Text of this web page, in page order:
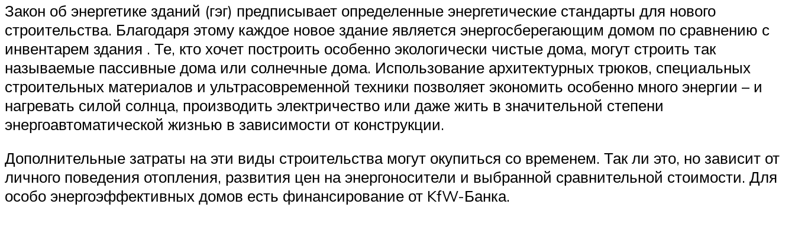
Закон об энергетике зданий (гэг) предписывает определенные энергетические стандарты для нового
строительства. Благодаря этому каждое новое здание является энергосберегающим домом по сравнению с
инвентарем здания . Те, кто хочет построить особенно экологически чистые дома, могут строить так
называемые пассивные дома или солнечные дома. Использование архитектурных трюков, специальных
строительных материалов и ультрасовременной техники позволяет экономить особенно много энергии – и
нагревать силой солнца, производить электричество или даже жить в значительной степени
энергоавтоматической жизнью в зависимости от конструкции.
Дополнительные затраты на эти виды строительства могут окупиться со временем. Так ли это, но зависит от
личного поведения отопления, развития цен на энергоносители и выбранной сравнительной стоимости. Для
особо энергоэффективных домов есть финансирование от KfW-Банка.